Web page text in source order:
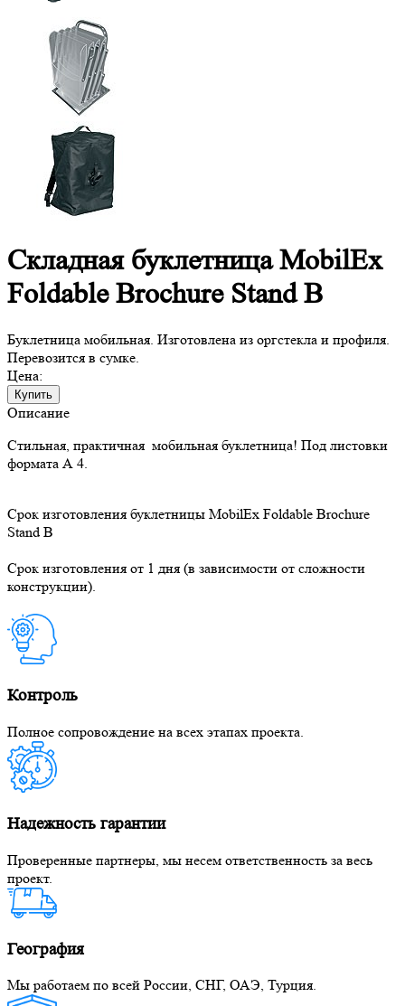
Складная буклетница MobilEx
Foldable Brochure Stand B
Буклетница мобильная. Изготовлена из оргстекла и профиля.
Перевозится в сумке.
Цена:
Купить
Описание
Стильная, практичная мобильная буклетница! Под листовки
формата А 4.
Срок изготовления буклетницы MobilEx Foldable Brochure
Stand B
Срок изготовления от 1 дня (в зависимости от сложности
конструкции).
Контроль
Полное сопровождение на всех этапах проекта.
Надежность гарантии
Проверенные партнеры, мы несем ответственность за весь
проект.
География
Мы работаем по всей России, СНГ, ОАЭ, Турция.